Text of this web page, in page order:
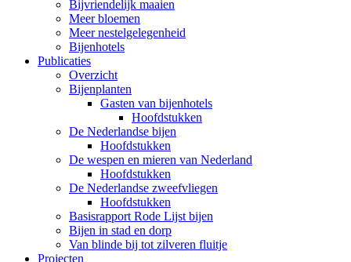
Bijvriendelijk maaien
Meer bloemen
Meer nestelgelegenheid
Bijenhotels
Publicaties
Overzicht
Bijenplanten
Gasten van bijenhotels
Hoofdstukken
De Nederlandse bijen
Hoofdstukken
De wespen en mieren van Nederland
Hoofdstukken
De Nederlandse zweefvliegen
Hoofdstukken
Basisrapport Rode Lijst bijen
Bijen in stad en dorp
Van blinde bij tot zilveren fluitje
Projecten